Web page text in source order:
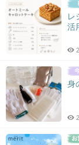
レ
活
身